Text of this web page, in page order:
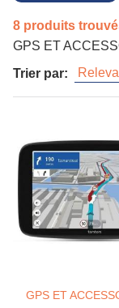
8 produits
GPS ET
Trier par:
GPS ET